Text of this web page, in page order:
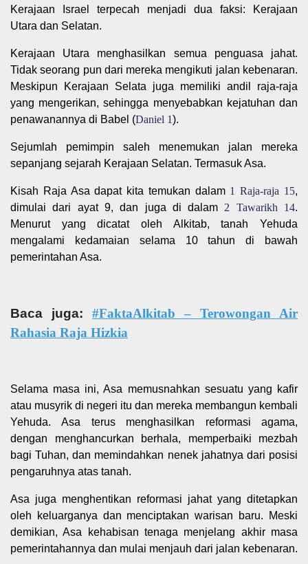
Kerajaan Israel terpecah menjadi dua faksi: Kerajaan
Utara dan Selatan.
Kerajaan Utara menghasilkan semua penguasa jahat.
Tidak seorang pun dari mereka mengikuti jalan kebenaran.
Meskipun Kerajaan Selata juga memiliki andil raja-raja
yang mengerikan, sehingga menyebabkan kejatuhan dan
penawanannya di Babel (Daniel 1).
Sejumlah pemimpin saleh menemukan jalan mereka
sepanjang sejarah Kerajaan Selatan. Termasuk Asa.
Kisah Raja Asa dapat kita temukan dalam 1 Raja-raja 15,
dimulai dari ayat 9, dan juga di dalam 2 Tawarikh 14.
Menurut yang dicatat oleh Alkitab, tanah Yehuda
mengalami kedamaian selama 10 tahun di bawah
pemerintahan Asa.
Baca juga:
#FaktaAlkitab – Terowongan Air
Rahasia Raja Hizkia
Selama masa ini, Asa memusnahkan sesuatu yang kafir
atau musyrik di negeri itu dan mereka membangun kembali
Yehuda. Asa terus menghasilkan reformasi agama,
dengan menghancurkan berhala, memperbaiki mezbah
bagi Tuhan, dan memindahkan nenek jahatnya dari posisi
pengaruhnya atas tanah.
Asa juga menghentikan reformasi jahat yang ditetapkan
oleh keluarganya dan menciptakan warisan baru. Meski
demikian, Asa kehabisan tenaga menjelang akhir masa
pemerintahannya dan mulai menjauh dari jalan kebenaran.